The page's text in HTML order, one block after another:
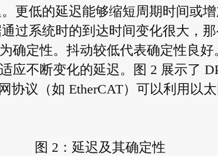
更低的延迟能够缩短周期时间或增
过系统时的到达时间变化很大，
确定性。抖动较低代表确定性良
应不断变化的延迟。图 2 展示了
协议（如 EtherCAT）可以利用以
图 2：延迟及其确定性